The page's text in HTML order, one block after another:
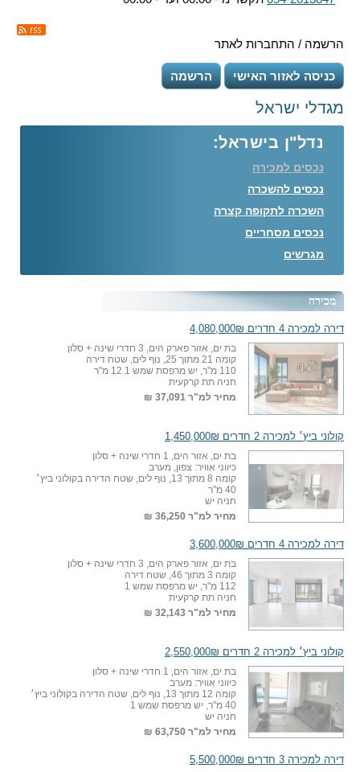
הרשמה / התחברות לאתר
כניסה לאזור האישי הרשמה
מגדלי ישראל
נדל"ן בישראל:
נכסים למכירה
נכסים להשכרה
השכרה לתקופה קצרה
נכסים מסחריים
מגרשים
מכירה
דירה למכירה 4 חדרים 4,080,000₪
בת ים, אזור פארק הים, 3 חדרי שינה + סלון
קומה 21 מתוך 25, נוף לים, שטח דירה
110 מ"ר, יש מרפסת שמש 1 12 מ"ר
חניה תת קרקעית
מחיר למ"ר 37,091 ₪
קולוני ביץ׳ למכירה 2 חדרים 1,450,000₪
בת ים, אזור הים, 1 חדרי שינה + סלון
כיווני אוויר: צפון, מערב
קומה 8 מתוך 13, נוף לים, שטח הדירה בקולוני ביץ׳
40 מ"ר
חניה יש
מחיר למ"ר 36,250 ₪
דירה למכירה 4 חדרים 3,600,000₪
בת ים, אזור פארק הים, 3 חדרי שינה + סלון
קומה 3 מתוך 46, שטח דירה
112 מ"ר, יש מרפסת שמש 1
חניה תת קרקעית
מחיר למ"ר 32,143 ₪
קולוני ביץ׳ למכירה 2 חדרים 2,550,000₪
בת ים, אזור הים, 1 חדרי שינה + סלון
כיווני אוויר: מערב
קומה 12 מתוך 13, נוף לים, שטח הדירה בקולוני ביץ׳
40 מ"ר, יש מרפסת שמש 1
חניה יש
מחיר למ"ר 63,750 ₪
דירה למכירה 3 חדרים 5,500,000₪